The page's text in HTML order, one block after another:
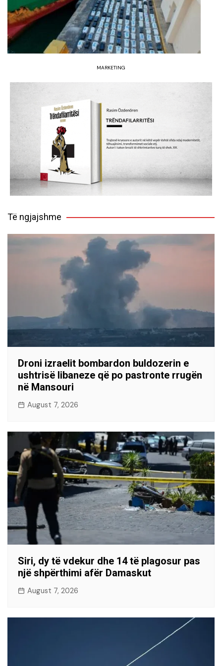
MARKETING
Të ngjajshme
Droni izraelit bombardon buldozerin e
ushtrisë libaneze që po pastronte rrugën
në Mansouri
August 7, 2026
Siri, dy të vdekur dhe 14 të plagosur pas
një shpërthimi afër Damaskut
August 7, 2026